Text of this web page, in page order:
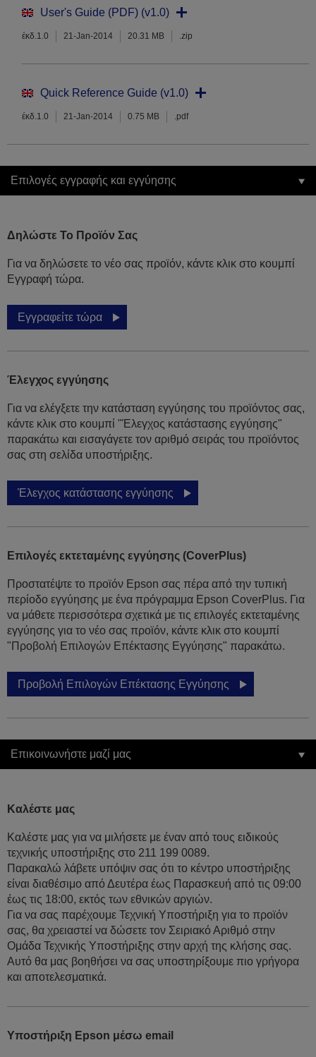
User's Guide (PDF) (v1.0)
έκδ.1.0 21-Jan-2014 20.31 MB .zip
Quick Reference Guide (v1.0)
έκδ.1.0 21-Jan-2014 0.75 MB .pdf
Επιλογές εγγραφής και εγγύησης
Δηλώστε Το Προϊόν Σας
Για να δηλώσετε το νέο σας προϊόν, κάντε κλικ στο κουμπί
Εγγραφή τώρα.
Εγγραφείτε τώρα
Έλεγχος εγγύησης
Για να ελέγξετε την κατάσταση εγγύησης του προϊόντος σας,
κάντε κλικ στο κουμπί "Έλεγχος κατάστασης εγγύησης"
παρακάτω και εισαγάγετε τον αριθμό σειράς του προϊόντος
σας στη σελίδα υποστήριξης.
Έλεγχος κατάστασης εγγύησης
Επιλογές εκτεταμένης εγγύησης (CoverPlus)
Προστατέψτε το προϊόν Epson σας πέρα από την τυπική
περίοδο εγγύησης με ένα πρόγραμμα Epson CoverPlus. Για
να μάθετε περισσότερα σχετικά με τις επιλογές εκτεταμένης
εγγύησης για το νέο σας προϊόν, κάντε κλικ στο κουμπί
"Προβολή Επιλογών Επέκτασης Εγγύησης" παρακάτω.
Προβολή Επιλογών Επέκτασης Εγγύησης
Επικοινωνήστε μαζί μας
Καλέστε μας
Καλέστε μας για να μιλήσετε με έναν από τους ειδικούς
τεχνικής υποστήριξης στο 211 199 0089.
Παρακαλώ λάβετε υπόψιν σας ότι το κέντρο υποστήριξης
είναι διαθέσιμο από Δευτέρα έως Παρασκευή από τις 09:00
έως τις 18:00, εκτός των εθνικών αργιών.
Για να σας παρέχουμε Τεχνική Υποστήριξη για το προϊόν
σας, θα χρειαστεί να δώσετε τον Σειριακό Αριθμό στην
Ομάδα Τεχνικής Υποστήριξης στην αρχή της κλήσης σας.
Αυτό θα μας βοηθήσει να σας υποστηρίξουμε πιο γρήγορα
και αποτελεσματικά.
Υποστήριξη Epson μέσω email